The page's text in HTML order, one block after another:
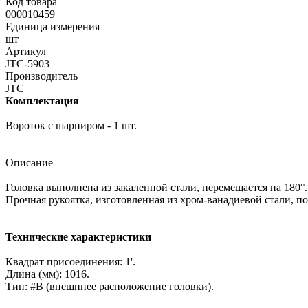
000010459
Единица измерения
шт
Артикул
JTC-5903
Производитель
JTC
Комплектация
Вороток с шарниром - 1 шт.
Описание
Головка выполнена из закаленной стали, перемещается на 180°.
Прочная рукоятка, изготовленная из хром-ванадиевой стали,
Технические характеристики
Квадрат присоединения: 1'.
Длина (мм): 1016.
Тип: #В (внешннее расположение головки).